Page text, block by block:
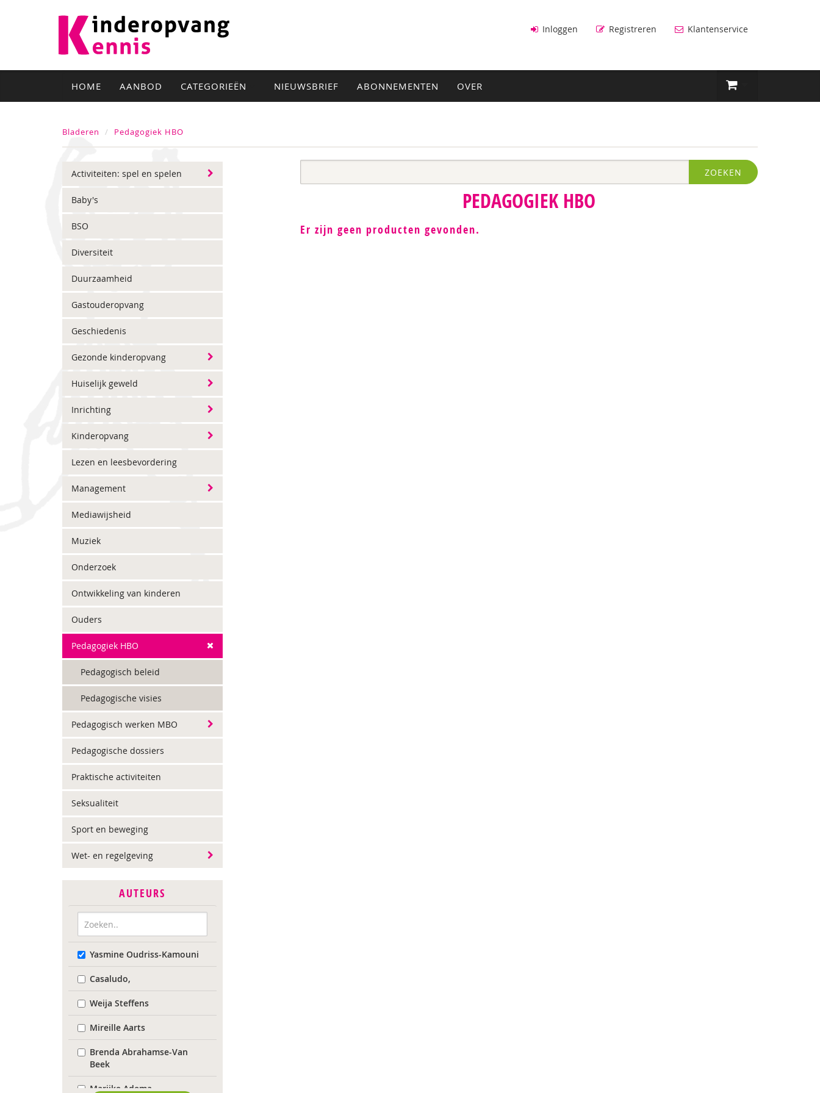
Inloggen Registreren Klantenservice
HOME AANBOD CATEGORIEËN NIEUWSBRIEF ABONNEMENTEN OVER
Bladeren Pedagogiek HBO
Activiteiten: spel en spelen
Baby's
BSO
Diversiteit
Duurzaamheid
Gastouderopvang
Geschiedenis
Gezonde kinderopvang
Huiselijk geweld
Inrichting
Kinderopvang
Lezen en leesbevordering
Management
Mediawijsheid
Muziek
Onderzoek
Ontwikkeling van kinderen
Ouders
Pedagogiek HBO
Pedagogisch beleid
Pedagogische visies
Pedagogisch werken MBO
Pedagogische dossiers
Praktische activiteiten
Seksualiteit
Sport en beweging
Wet- en regelgeving
AUTEURS
Yasmine Oudriss-Kamouni
Casaludo,
Weija Steffens
Mireille Aarts
Brenda Abrahamse-Van
Beek
Marijke Adema
ZOEKEN
PEDAGOGIEK HBO
Er zijn geen producten gevonden.